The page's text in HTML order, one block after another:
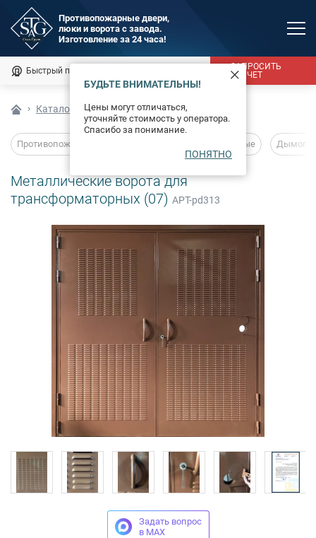
Быстрый подбор
ЗАПРОСИТЬ
РАСЧЕТ
Противопожарные двери,
люки и ворота с завода.
Изготовление за 24 часа!
Доставка и монтаж
Оплата
О компании
Москва
Доставка по России
dpm@stal-grupp.ru
Работаем без выходных: c 9:00 до 21:00
+7 (495) 646-04-78
8 (800) 444-24-85
БУДЬТЕ ВНИМАТЕЛЬНЫ!
Цены могут отличаться,
уточняйте стоимость у оператора.
Спасибо за понимание.
ПОНЯТНО
Каталог Технические изделия
Противопожарные двери Остекленные
Металлические ворота для
трансформаторных (07) АРТ-pd313
Задать вопрос
в MAX
MAX
Мы онлайн